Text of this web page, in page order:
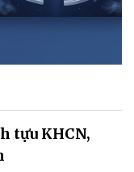
tựu KHCN,